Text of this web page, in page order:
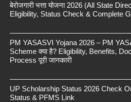
बेरोजगारी भत्ता योजना 2026 (All State
Eligibility, Status Check & Complete
PM YASASVI Yojana 2026 – PM
Scheme क्या है? Eligibility, Benefits,
Process पूरी जानकारी
UP Scholarship Status 2026 Check
Status & PFMS Link